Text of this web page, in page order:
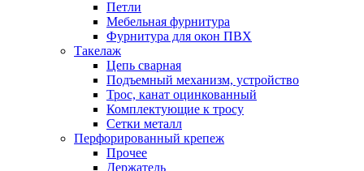
Петли
Мебельная фурнитура
Фурнитура для окон ПВХ
Такелаж
Цепь сварная
Подъемный механизм, устройство
Трос, канат оцинкованный
Комплектующие к тросу
Сетки металл
Перфорированный крепеж
Прочее
Держатель